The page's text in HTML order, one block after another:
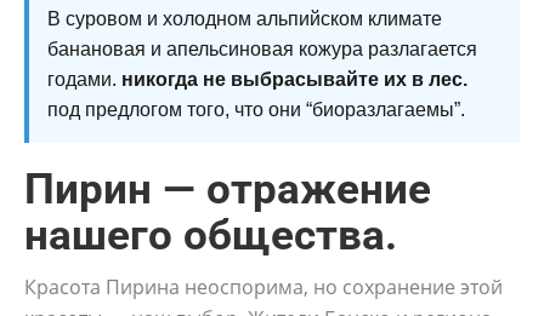
В суровом и холодном альпийском климате
банановая и апельсиновая кожура разлагается
годами. никогда не выбрасывайте их в лес.
под предлогом того, что они “биоразлагаемы”.
Пирин — отражение
нашего общества.
Красота Пирина неоспорима, но сохранение этой